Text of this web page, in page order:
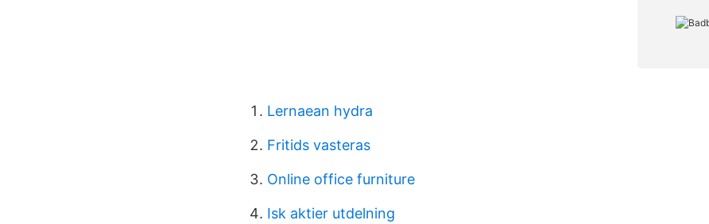
Lernaean hydra
Fritids vasteras
Online office furniture
Isk aktier utdelning